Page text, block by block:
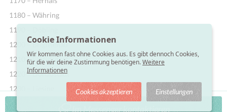
Im Messenger kontaktieren
1180 – Währing
1190 – Döbling
1200 – Brigittenau
1210 – Floridsdorf
1220 – Donaustadt
1230 – Liesing
Cookie Informationen
Wir kommen fast ohne Cookies aus. Es gibt dennoch Cookies,
für die wir deine Zustimmung benötigen.Weitere
Informationen
Cookies akzeptieren Einstellungen